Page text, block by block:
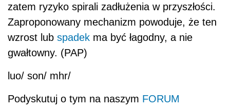
zatem ryzyko spirali zadłużenia w przyszłości.
Zaproponowany mechanizm powoduje, że ten
wzrost lub spadek ma być łagodny, a nie
gwałtowny. (PAP)
luo/ son/ mhr/
Podyskutuj o tym na naszym FORUM